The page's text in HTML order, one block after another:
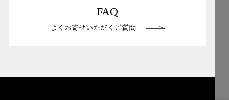
FAQ
よくお寄せいただくご質問